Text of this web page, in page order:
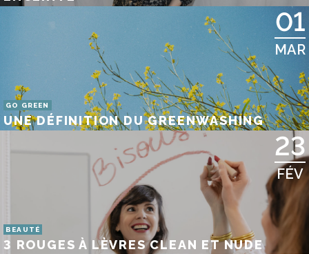
01
MAR
GO GREEN
UNE DÉFINITION DU GREENWASHING
23
FÉV
BEAUTÉ
3 ROUGES À LÈVRES CLEAN ET NUDE